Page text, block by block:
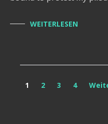
WEITERLESEN
Beitragsnavigation
Seite
1 Seite
2 Seite
3 Seite
4